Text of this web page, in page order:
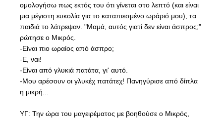
ομολογήσω πως εκτός του ότι γίνεται στο λεπτό (και είναι
μια μέγιστη ευκολία για το καταπιεσμένο ωράριό μου), τα
παιδιά το λάτρεψαν. "Μαμά, αυτός γιατί δεν είναι άσπρος;"
ρώτησε ο Μικρός.
-Είναι πιο ωραίος από άσπρο;
-Ε, ναι!
-Είναι από γλυκιά πατάτα, γι' αυτό.
-Μου αρέσουν οι γλυκέχ πατάτεχ! Πανηγύρισε από δίπλα
η μικρή...
ΥΓ: Την ώρα του μαγειρέματος με βοηθούσε ο Μικρός,